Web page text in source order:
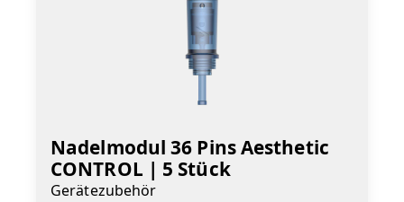
Nadelmodul 36 Pins Aesthetic
CONTROL | 5 Stück
Gerätezubehör